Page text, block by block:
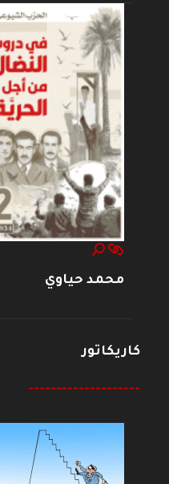
محمد حياوي
كاريكاتور
--------------------